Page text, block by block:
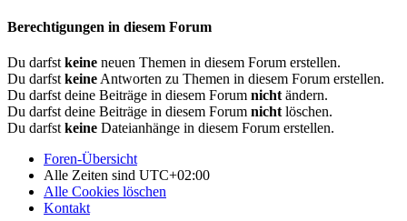
Berechtigungen in diesem Forum
Du darfst keine neuen Themen in diesem Forum erstellen.
Du darfst keine Antworten zu Themen in diesem Forum erstellen.
Du darfst deine Beiträge in diesem Forum nicht ändern.
Du darfst deine Beiträge in diesem Forum nicht löschen.
Du darfst keine Dateianhänge in diesem Forum erstellen.
Foren-Übersicht
Alle Zeiten sind UTC+02:00
Alle Cookies löschen
Kontakt